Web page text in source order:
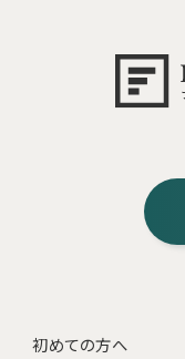
初めての方へ